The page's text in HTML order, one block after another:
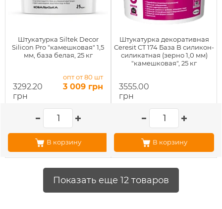
Штукатурка Siltek Decor
Silicon Pro "камешковая" 1,5
мм, база белая, 25 кг
3292.20
грн
опт от 80 шт
3 009 грн
В корзину
Штукатурка декоративная
Ceresit CT 174 База B силикон-
силикатная (зерно 1,0 мм)
"камешковая", 25 кг
3555.00
грн
В корзину
Показать еще 12 товаров